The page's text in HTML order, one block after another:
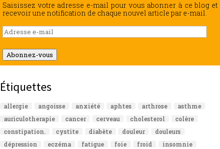
Saisissez votre adresse e-mail pour vous abonner à ce blog et
recevoir une notification de chaque nouvel article par e-mail.
Adresse
e-
mail
Abonnez-vous
Étiquettes
allergie angoisse anxiété aphtes arthrose
asthme
auriculotherapie
cancer cerveau cholesterol
colère
constipation.
cystite diabète douleur
douleurs
dépression
eczéma fatigue foie froid
insomnie